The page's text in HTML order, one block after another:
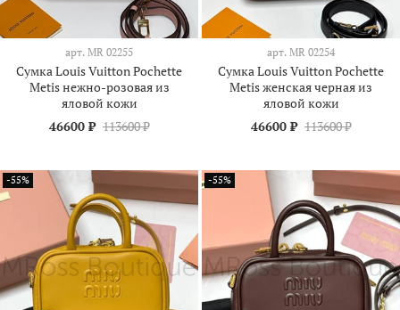
арт. МR 02255
Сумка Louis Vuitton Pochette
Metis нежно-розовая из
яловой кожи
46600 ₽ 113600 ₽
арт. МR 02254
Сумка Louis Vuitton Pochette
Metis женская черная из
яловой кожи
46600 ₽ 113600 ₽
-55% -55%